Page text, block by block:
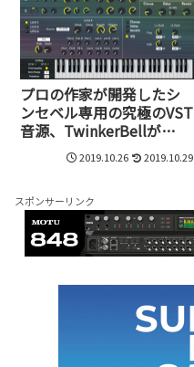
プロの作家が開発したシ
ンセベル専用の究極のVST
音源、TwinkerBellが
3,080円で発売開始！
2019.10.26 2019.10.29
スポンサーリンク